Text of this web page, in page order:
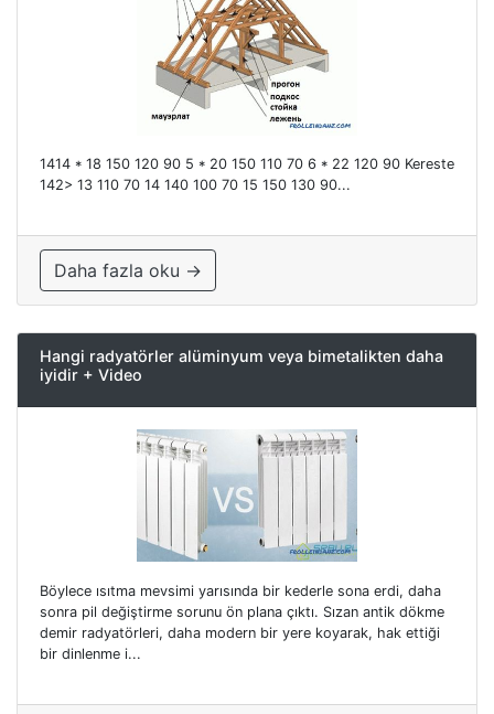
1414 * 18 150 120 90 5 * 20 150 110 70 6 * 22 120 90 Kereste
142> 13 110 70 14 140 100 70 15 150 130 90...
Daha fazla oku →
Hangi radyatörler alüminyum veya bimetalikten daha
iyidir + Video
Böylece ısıtma mevsimi yarısında bir kederle sona erdi, daha
sonra pil değiştirme sorunu ön plana çıktı. Sızan antik dökme
demir radyatörleri, daha modern bir yere koyarak, hak ettiği
bir dinlenme i...